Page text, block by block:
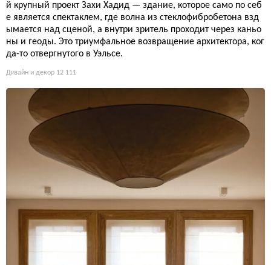
й крупный проект Захи Хадид — здание, которое само по себ
е является спектаклем, где волна из стеклофибробетона взд
ымается над сценой, а внутри зритель проходит через каньо
ны и геоды. Это триумфальное возвращение архитектора, ког
да-то отвергнутого в Уэльсе.
Дизайн и декор 12 111